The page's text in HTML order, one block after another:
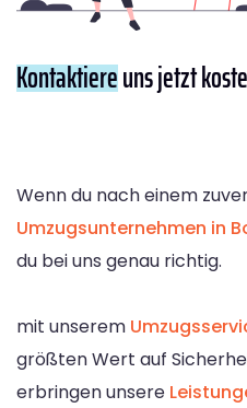
Kontaktiereuns jetzt
Wenn du nach einem
Umzugsunternehmen in
du bei uns genau richtig.
mit unserem
größten Wert auf
erbringen unsere